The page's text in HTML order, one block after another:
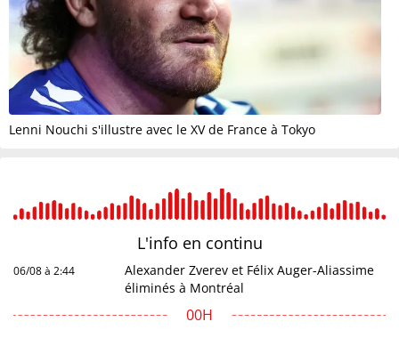
Lenni Nouchi s'illustre avec le XV de France à Tokyo
L'info en continu
06/08 à 2:44
Alexander Zverev et Félix Auger-Aliassime
éliminés à Montréal
00H